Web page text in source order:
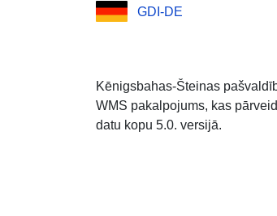
GDI-DE
Kēnigsbahas-Šteinas
WMS pakalpojums, kas
datu kopu 5.0. versijā.